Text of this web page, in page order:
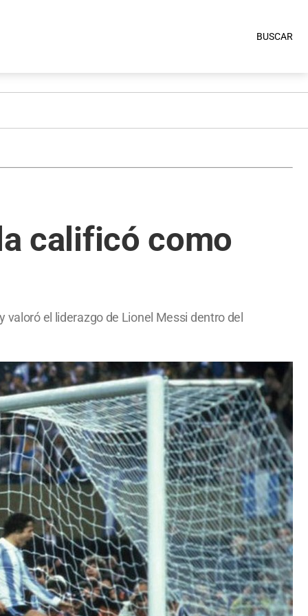
BUSCAR
calificó como
valoró el liderazgo de Lionel Messi dentro del